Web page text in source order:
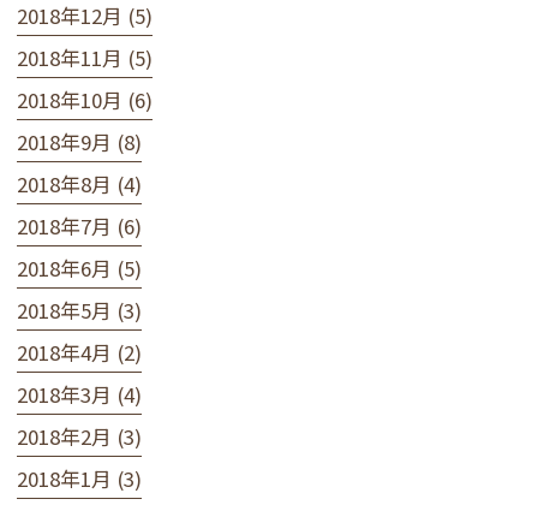
2018年12月 (5)
2018年11月 (5)
2018年10月 (6)
2018年9月 (8)
2018年8月 (4)
2018年7月 (6)
2018年6月 (5)
2018年5月 (3)
2018年4月 (2)
2018年3月 (4)
2018年2月 (3)
2018年1月 (3)